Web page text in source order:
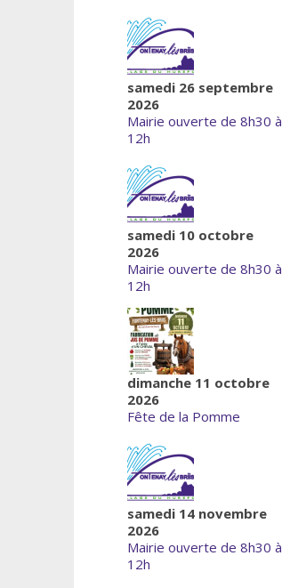
samedi 26 septembre
2026
Mairie ouverte de 8h30 à
12h
samedi 10 octobre
2026
Mairie ouverte de 8h30 à
12h
dimanche 11 octobre
2026
Fête de la Pomme
samedi 14 novembre
2026
Mairie ouverte de 8h30 à
12h